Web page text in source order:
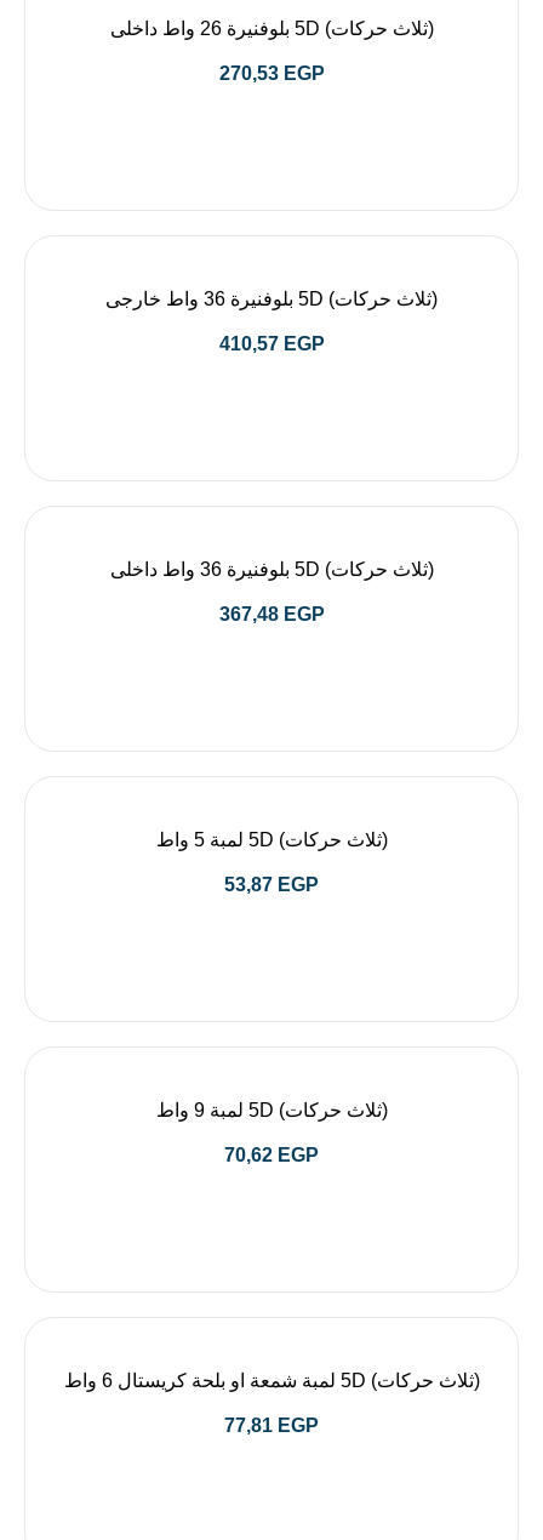
(ثلاث حركات) 5D بلوفنيرة 26 واط داخلى
270,53 EGP
(ثلاث حركات) 5D بلوفنيرة 36 واط خارجى
410,57 EGP
(ثلاث حركات) 5D بلوفنيرة 36 واط داخلى
367,48 EGP
(ثلاث حركات) 5D لمبة 5 واط
53,87 EGP
(ثلاث حركات) 5D لمبة 9 واط
70,62 EGP
(ثلاث حركات) 5D لمبة شمعة او بلحة كريستال 6 واط
77,81 EGP